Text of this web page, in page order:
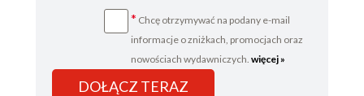
TRZYDZIEŚCI PIĘĆ
TRZYDZIEŚCI SIEDEM
* Chcę otrzymywać na podany e-mail
informacje o zniżkach, promocjach oraz
nowościach wydawniczych. więcej »
DOŁĄCZ TERAZ